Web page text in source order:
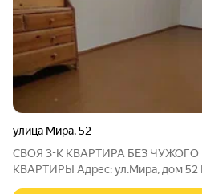
улица Мира,52
СВОЯ 3-К КВАРТИРА БЕЗ ЧУЖОГО
КВАРТИРЫ Адрес: ул.Мира, дом